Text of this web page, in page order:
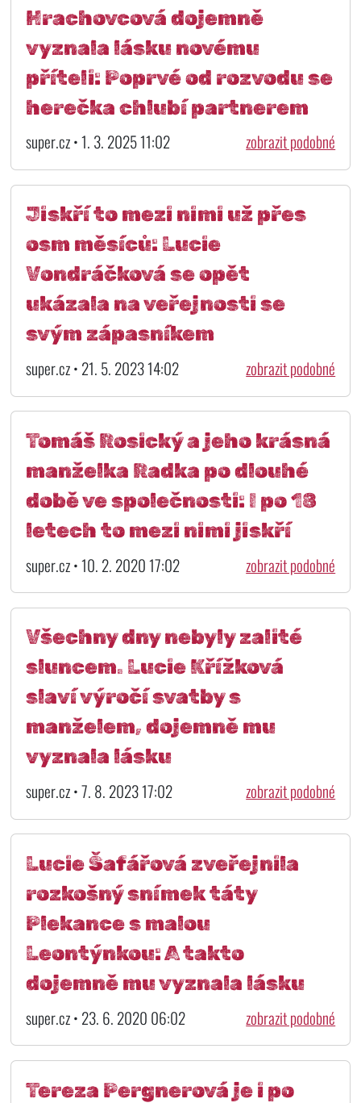
Hrachovcová dojemně
vyznala lásku novému
příteli: Poprvé od rozvodu se
herečka chlubí partnerem
super.cz • 1. 3. 2025 11:02 zobrazit podobné
Jiskří to mezi nimi už přes
osm měsíců: Lucie
Vondráčková se opět
ukázala na veřejnosti se
svým zápasníkem
super.cz • 21. 5. 2023 14:02 zobrazit podobné
Tomáš Rosický a jeho krásná
manželka Radka po dlouhé
době ve společnosti: I po 18
letech to mezi nimi jiskří
super.cz • 10. 2. 2020 17:02 zobrazit podobné
Všechny dny nebyly zalité
sluncem. Lucie Křížková
slaví výročí svatby s
manželem, dojemně mu
vyznala lásku
super.cz • 7. 8. 2023 17:02 zobrazit podobné
Lucie Šafářová zveřejnila
rozkošný snímek táty
Plekance s malou
Leontýnkou: A takto
dojemně mu vyznala lásku
super.cz • 23. 6. 2020 06:02 zobrazit podobné
Tereza Pergnerová je i po